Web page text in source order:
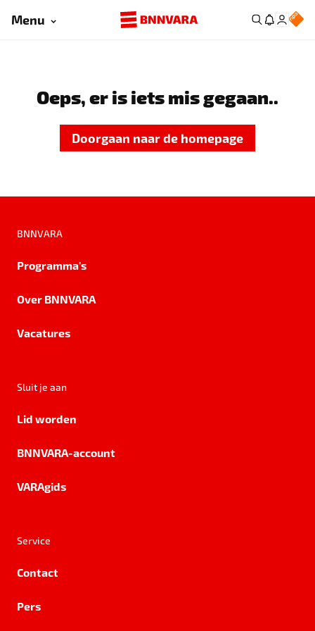
Menu
Oeps, er is iets mis gegaan..
Doorgaan naar de homepage
BNNVARA
Programma's
Over BNNVARA
Vacatures
Sluit je aan
Lid worden
BNNVARA-account
VARAgids
Service
Contact
Pers